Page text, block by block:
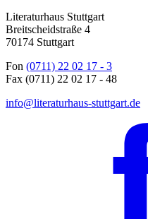
Literaturhaus Stuttgart
Breitscheidstraße 4
70174 Stuttgart
Fon (0711) 22 02 17 - 3
Fax (0711) 22 02 17 - 48
info@literaturhaus-stuttgart.de